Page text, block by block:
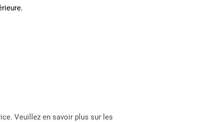
Veuillez en savoir plus sur les